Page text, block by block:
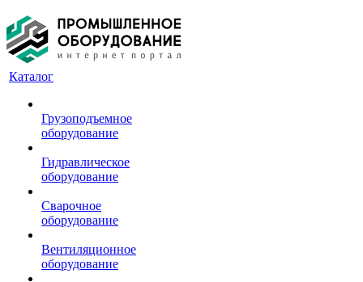
Каталог
Грузоподъемное
оборудование
Гидравлическое
оборудование
Сварочное
оборудование
Вентиляционное
оборудование